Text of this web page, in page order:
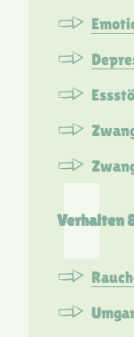
Verhalten